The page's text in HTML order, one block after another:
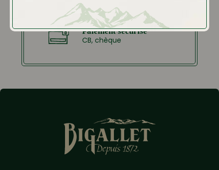
Emballage ultra-résistant
et recyclable
Paiement sécurisé
CB, chèque